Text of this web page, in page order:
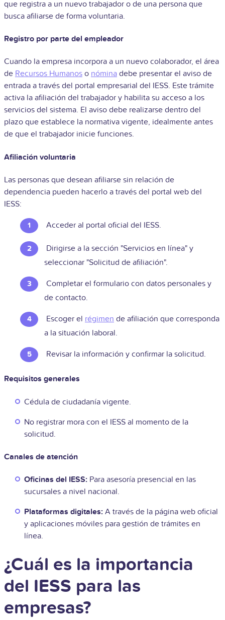
que registra a un nuevo trabajador o de una persona que
busca afiliarse de forma voluntaria.
Registro por parte del empleador
Cuando la empresa incorpora a un nuevo colaborador, el área
de Recursos Humanos o nómina debe presentar el aviso de
entrada a través del portal empresarial del IESS. Este trámite
activa la afiliación del trabajador y habilita su acceso a los
servicios del sistema. El aviso debe realizarse dentro del
plazo que establece la normativa vigente, idealmente antes
de que el trabajador inicie funciones.
Afiliación voluntaria
Las personas que desean afiliarse sin relación de
dependencia pueden hacerlo a través del portal web del
IESS:
Acceder al portal oficial del IESS.
Dirigirse a la sección "Servicios en línea" y
seleccionar "Solicitud de afiliación".
Completar el formulario con datos personales y
de contacto.
Escoger el régimen de afiliación que corresponda
a la situación laboral.
Revisar la información y confirmar la solicitud.
Requisitos generales
Cédula de ciudadanía vigente.
No registrar mora con el IESS al momento de la
solicitud.
Canales de atención
Oficinas del IESS: Para asesoría presencial en las
sucursales a nivel nacional.
Plataformas digitales: A través de la página web oficial
y aplicaciones móviles para gestión de trámites en
línea.
¿Cuál es la importancia
del IESS para las
empresas?